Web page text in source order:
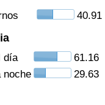
40.91
día
61.16
noche
29.63